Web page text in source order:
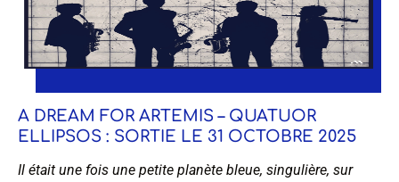
A DREAM FOR ARTEMIS – QUATUOR
ELLIPSOS : SORTIE LE 31 OCTOBRE 2025
Il était une fois une petite planète bleue, singulière, sur